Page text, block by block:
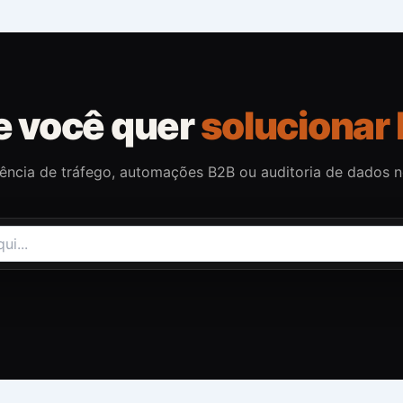
você quersolucionar
de tráfego, automações B2B ou auditoria de dados